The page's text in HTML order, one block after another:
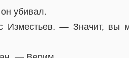
убивал.
— Значит, вы